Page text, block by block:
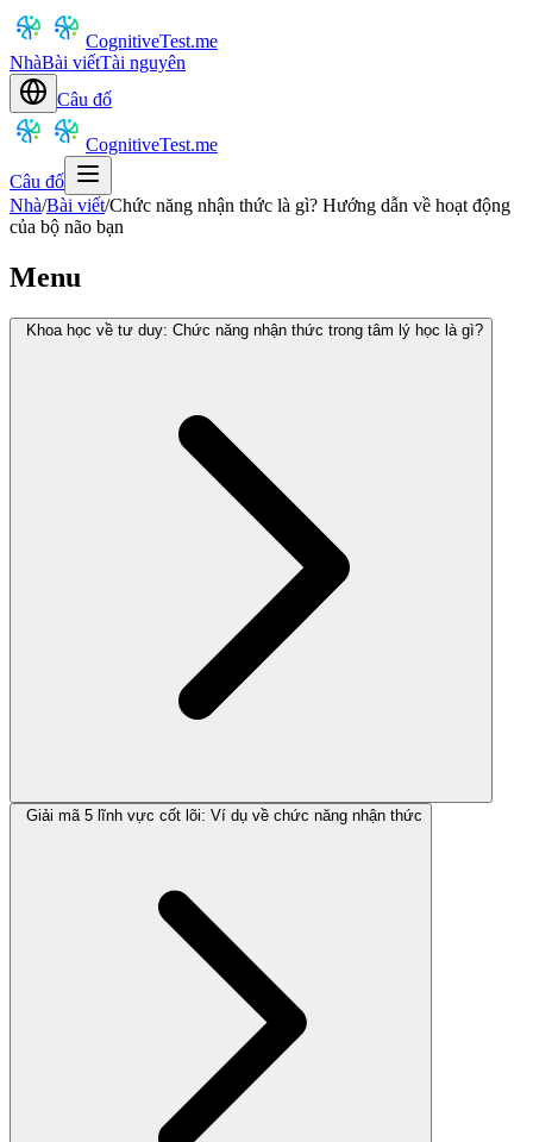
CognitiveTest.me
NhàBài viếtTài nguyên
Câu đố
CognitiveTest.me
Câu đố
Nhà/Bài viết/Chức năng nhận thức là gì? Hướng dẫn về hoạt động
của bộ não bạn
Menu
Khoa học về tư duy: Chức năng nhận thức trong tâm lý học là gì?
Giải mã 5 lĩnh vực cốt lõi: Ví dụ về chức năng nhận thức